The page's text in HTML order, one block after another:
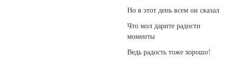
Но в этот день всем он сказал
Что мол дарите радости
моменты
Ведь радость тоже хорошо!